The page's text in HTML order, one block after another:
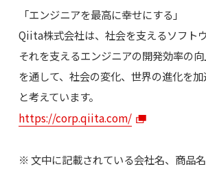
「エンジニアを最高に幸せにする」
Qiita株式会社は、社会を支えるソフトウ
それを支えるエンジニアの開発効率の
を通して、社会の変化、世界の進化を
と考えています。
https://corp.qiita.com/
※ 文中に記載されている会社名、商品